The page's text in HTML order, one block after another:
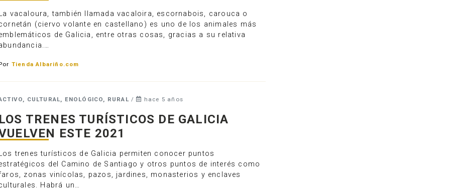
vacaloura, también llamada vacaloira, escornabois, carouca o
(ciervo volante en castellano) es uno de los animales más
de Galicia, entre otras cosas, gracias a su relativa
Tienda Albariño.com
CULTURAL, ENOLÓGICO, RURAL/ hace 5 años
TRENES TURÍSTICOS DE GALICIA
ESTE 2021
trenes turísticos de Galicia permiten conocer puntos
del Camino de Santiago y otros puntos de interés como
zonas vinícolas, pazos, jardines, monasterios y enclaves
Habrá un…